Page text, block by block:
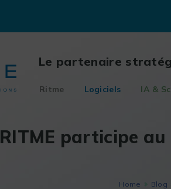
Le partenaire
Ritme Logiciels IA &
RITME participe au
Home Blog